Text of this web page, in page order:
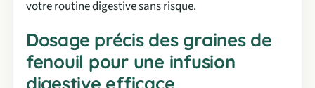
votre routine digestive sans risque.
Dosage précis des graines de
fenouil pour une infusion
digestive efficace